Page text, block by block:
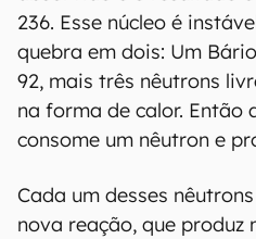
236. Esse núcleo é
quebra em dois: Um
92, mais três nêutrons
na forma de calor. Então
consome um nêutron e
Cada um desses
nova reação, que produz